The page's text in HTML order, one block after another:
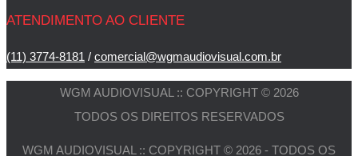
ATENDIMENTO AO CLIENTE
(11) 3774-8181 / comercial@wgmaudiovisual.com.br
WGM AUDIOVISUAL :: COPYRIGHT © 2026
TODOS OS DIREITOS RESERVADOS
WGM AUDIOVISUAL :: COPYRIGHT © 2026 - TODOS OS